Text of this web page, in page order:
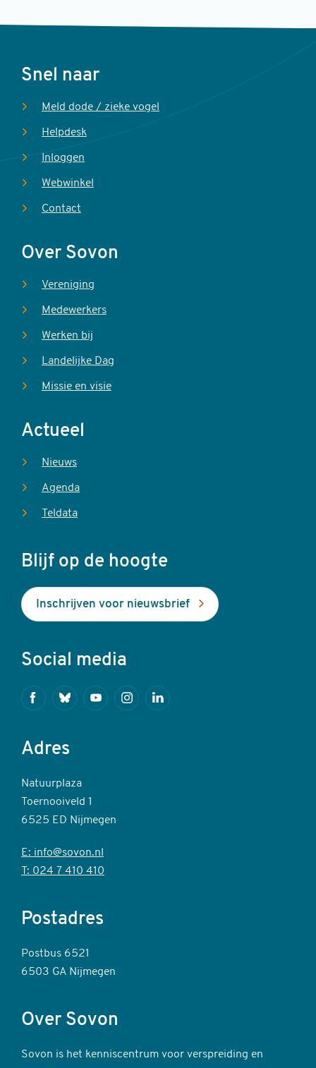
Voet
Snel naar
Meld dode / zieke vogel
Helpdesk
Inloggen
Webwinkel
Contact
Over Sovon
Vereniging
Medewerkers
Werken bij
Landelijke Dag
Missie en visie
Actueel
Nieuws
Agenda
Teldata
Blijf op de hoogte
Inschrijven voor nieuwsbrief
Social media
FacebookBlueskyYoutubeInstagramLinkedin
Adres
Natuurplaza
Toernooiveld 1
6525 ED Nijmegen
E: info@sovon.nl
T: 024 7 410 410
Postadres
Postbus 6521
6503 GA Nijmegen
Over Sovon
Sovon is het kenniscentrum voor verspreiding en